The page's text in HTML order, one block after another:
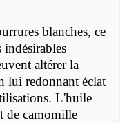
blanches, ce
indésirables
altérer la
lui redonnant éclat
L'huile
de camomille